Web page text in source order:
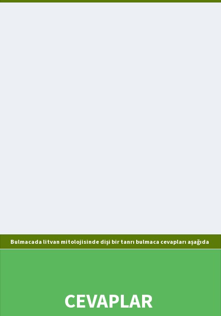
Bulmacada litvan mitolojisinde dişi bir tanrı bulmaca cevapları aşağıda
CEVAPLAR